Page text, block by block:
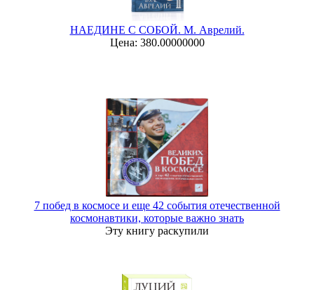
НАЕДИНЕ С СОБОЙ. М. Аврелий.
Цена: 380.00000000
7 побед в космосе и еще 42 события отечественной
космонавтики, которые важно знать
Эту книгу раскупили